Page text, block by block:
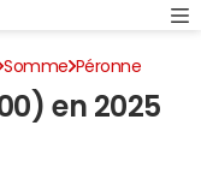
Somme Péronne
en 2025